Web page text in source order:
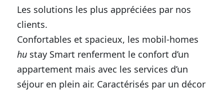
Les solutions les plus appréciées par nos
clients.
Confortables et spacieux, les mobil-homes
hu stay Smart renferment le confort d’un
appartement mais avec les services d’un
séjour en plein air. Caractérisés par un décor